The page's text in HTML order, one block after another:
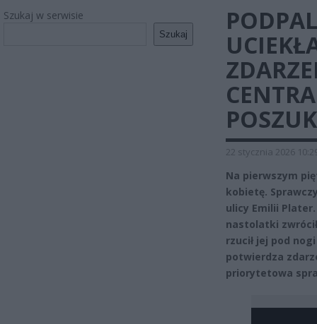
Szukaj w serwisie
Szukaj
22 stycznia 2026
Na pierwszym
kobietę.
ulicy Emilii
nastolatki
rzucił jej pod
potwierdza
priorytetowa